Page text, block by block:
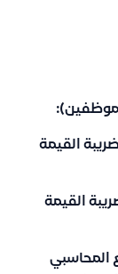
موظفين):
ضريبة القيمة
ضريبة القيمة
المحاسبي